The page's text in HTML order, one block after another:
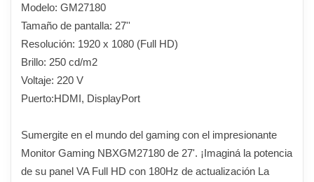
Modelo: GM27180
Tamaño de pantalla: 27''
Resolución: 1920 x 1080 (Full HD)
Brillo: 250 cd/m2
Voltaje: 220 V
Puerto:HDMI, DisplayPort
Sumergite en el mundo del gaming con el impresionante
Monitor Gaming NBXGM27180 de 27'. ¡Imaginá la potencia
de su panel VA Full HD con 180Hz de actualización La